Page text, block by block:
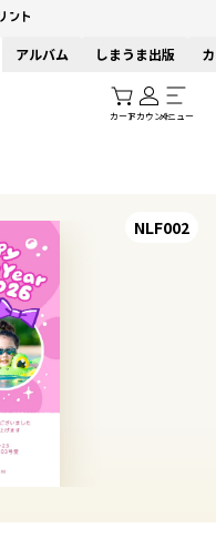
アルバム しまうま出版
カートアカウントメニュー
NLF002